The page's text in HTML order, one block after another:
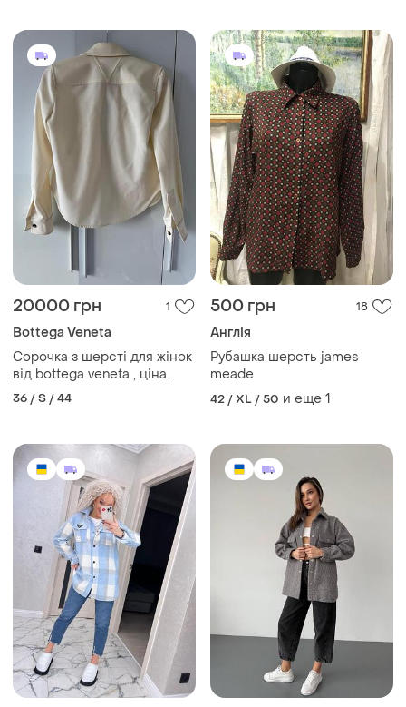
20000 грн 1
Bottega Veneta
Сорочка з шерсті для жінок
від bottega veneta , ціна
400$ ,оригінал, нова
36 / S / 44
500 грн 18
Англія
Рубашка шерсть james
meade
42 / XL / 50 и еще 1